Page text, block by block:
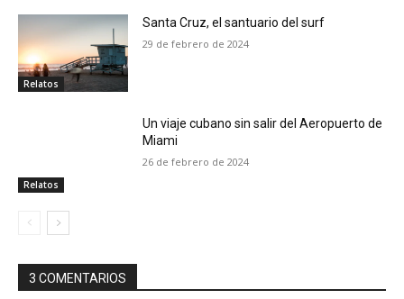
Relatos
Santa Cruz, el santuario del surf
29 de febrero de 2024
Relatos
Un viaje cubano sin salir del Aeropuerto de
Miami
26 de febrero de 2024
3 COMENTARIOS